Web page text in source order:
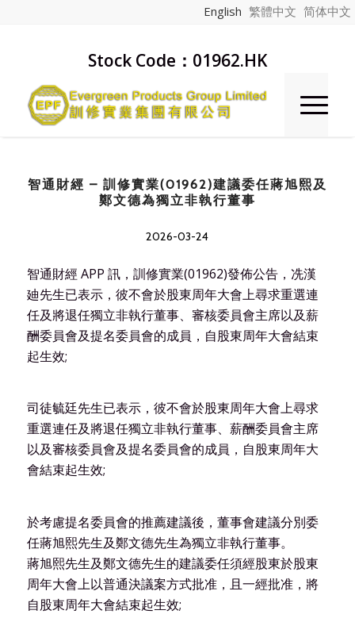
English 繁體中文 简体中文
Stock Code：01962.HK
智通財經 – 訓修實業(01962)建議委任蔣旭熙及
鄭文德為獨立非執行董事
2026-03-24
智通財經 APP 訊，訓修實業(01962)發佈公告，冼漢
廸先生已表示，彼不會於股東周年大會上尋求重選連
任及將退任獨立非執行董事、審核委員會主席以及薪
酬委員會及提名委員會的成員，自股東周年大會結束
起生效;
司徒毓廷先生已表示，彼不會於股東周年大會上尋求
重選連任及將退任獨立非執行董事、薪酬委員會主席
以及審核委員會及提名委員會的成員，自股東周年大
會結束起生效;
於考慮提名委員會的推薦建議後，董事會建議分別委
任蔣旭熙先生及鄭文德先生為獨立非執行董事。
蔣旭熙先生及鄭文德先生的建議委任須經股東於股東
周年大會上以普通決議案方式批准，且一經批准，將
自股東周年大會結束起生效;